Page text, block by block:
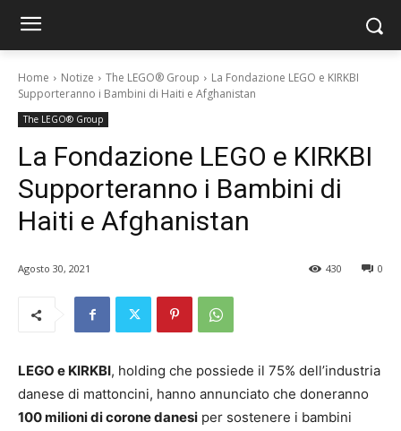
Home Notize The LEGO® Group
La Fondazione LEGO e KIRKBI
Supporteranno i Bambini di Haiti e Afghanistan
The LEGO® Group
La Fondazione LEGO e KIRKBI
Supporteranno i Bambini di
Haiti e Afghanistan
Agosto 30, 2021 0
430
LEGO e KIRKBI, holding che possiede il 75% dell’industria
danese di mattoncini, hanno annunciato che doneranno
100 milioni di corone danesi per sostenere i bambini